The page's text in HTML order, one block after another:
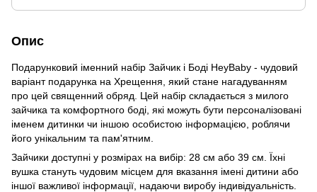
Опис
Подарунковий іменний набір Зайчик і Боді HeyBaby - чудовий
варіант подарунка на Хрещення, який стане нагадуванням
про цей священний обряд. Цей набір складається з милого
зайчика та комфортного боді, які можуть бути персоналізовані
іменем дитинки чи іншою особистою інформацією, роблячи
його унікальним та пам'ятним.
Зайчики доступні у розмірах на вибір: 28 см або 39 см. Їхні
вушка стануть чудовим місцем для вказання імені дитини або
іншої важливої інформації, надаючи виробу індивідуальність.